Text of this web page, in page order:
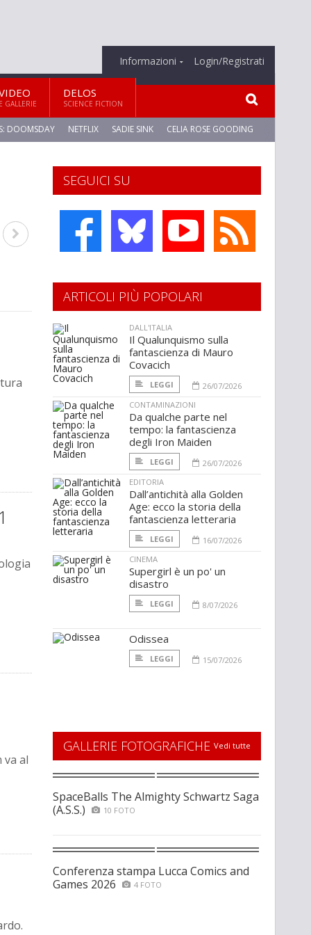
Informazioni Login/Registrati
E GALLERIE
DELOS
SCIENCE FICTION
DOOMSDAY NETFLIX SADIE SINK CELIA ROSE GOODING
al
SEGUICI SU
ARTICOLI PIÙ POPOLARI
DALL'ITALIA
Il Qualunquismo sulla
fantascienza di Mauro
Covacich
LEGGI
26/07/2026
CONTAMINAZIONI
Da qualche parte nel
tempo: la fantascienza
degli Iron Maiden
LEGGI
26/07/2026
EDITORIA
Dall’antichità alla Golden
Age: ecco la storia della
fantascienza letteraria
LEGGI
16/07/2026
CINEMA
Supergirl è un po' un
disastro
LEGGI 8/07/2026
Odissea
LEGGI 15/07/2026
GALLERIE FOTOGRAFICHE Vedi tutte
SpaceBalls The Almighty Schwartz Saga
(A.S.S.)
10 FOTO
Conferenza stampa Lucca Comics and
Games 2026
4 FOTO